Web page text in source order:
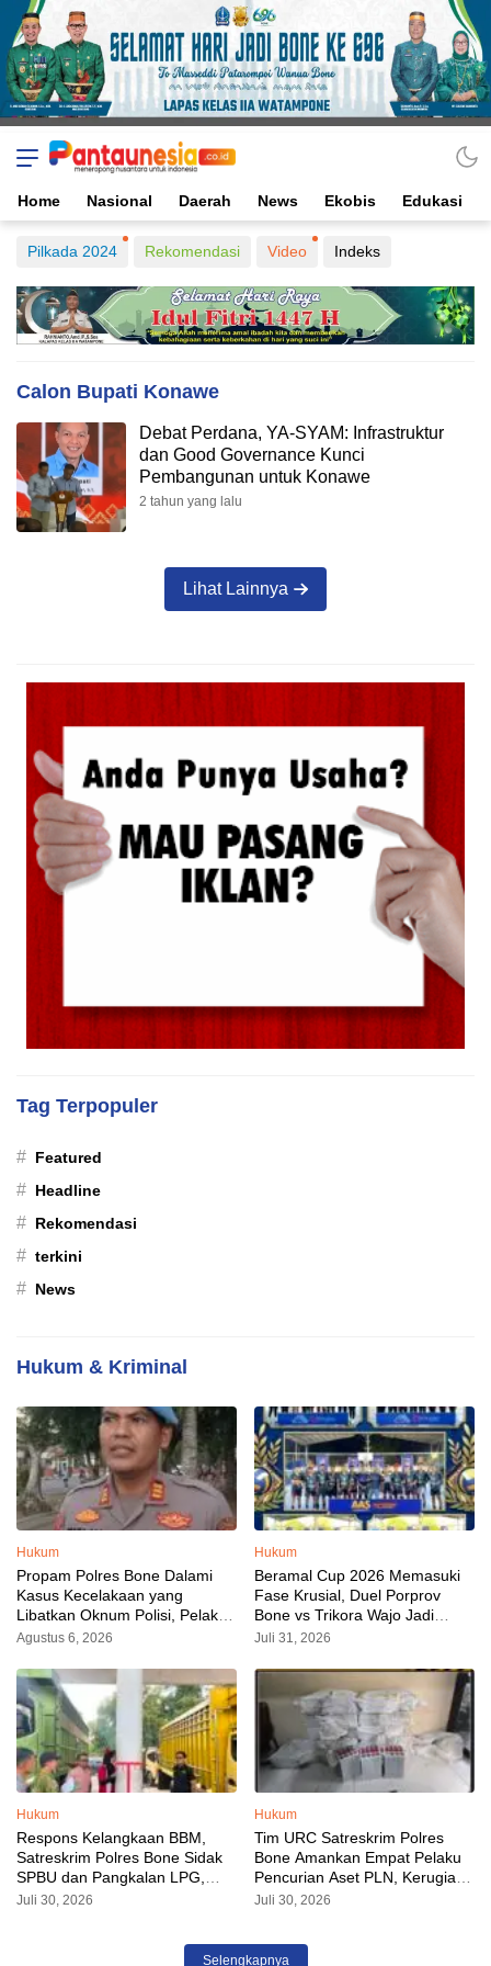
Home Nasional Daerah News Ekobis Edukasi
Pilkada 2024 Rekomendasi Video Indeks
Calon Bupati Konawe
Debat Perdana, YA-SYAM: Infrastruktur
dan Good Governance Kunci
Pembangunan untuk Konawe
2 tahun yang lalu
Lihat Lainnya
Tag Terpopuler
# Featured
# Headline
# Rekomendasi
# terkini
# News
Hukum & Kriminal
Hukum
Propam Polres Bone Dalami
Kasus Kecelakaan yang
Libatkan Oknum Polisi, Pelaku
Sudah Diamankan
Agustus 6, 2026
Hukum
Beramal Cup 2026 Memasuki
Fase Krusial, Duel Porprov
Bone vs Trikora Wajo Jadi
Sorotan Malam Ini
Juli 31, 2026
Hukum
Respons Kelangkaan BBM,
Satreskrim Polres Bone Sidak
SPBU dan Pangkalan LPG,
AKP Alvin Aji Imbau Pengelola
Juli 30, 2026
Hukum
Tim URC Satreskrim Polres
Bone Amankan Empat Pelaku
Pencurian Aset PLN, Kerugian
Ditaksir Capai Rp 3 Milyar
Juli 30, 2026
Selengkapnya